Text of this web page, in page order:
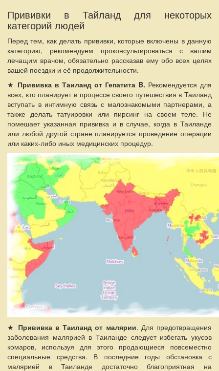
Прививки в Тайланд для некоторых
категорий людей
Перед тем, как делать прививки, которые включены в данную
категорию, рекомендуем проконсультироваться с вашим
лечащим врачом, обязательно рассказав ему обо всех целях
вашей поездки и её продолжительности.
★ Прививка в Таиланд от Гепатита B. Рекомендуется для
всех, кто планирует в процессе своего путешествия в Таиланд
вступать в интимную связь с малознакомыми партнерами, а
также делать татуировки или пирсинг на своем теле. Не
помешает указанная прививка и в случае, когда в Таиланде
или любой другой стране планируется проведение операции
или каких-либо иных медицинских процедур.
★ Прививка в Таиланд от малярии. Для предотвращения
заболевания малярией в Таиланде следует избегать укусов
комаров, используя для этого продающиеся повсеместно
специальные средства. В последние годы обстановка с
малярией в Таиланде достаточно благоприятная на